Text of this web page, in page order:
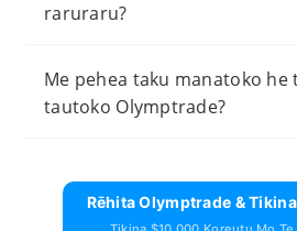
raruraru?
Me pehea taku manatoko he
tautoko Olymptrade?
Rēhita Olymptrade &